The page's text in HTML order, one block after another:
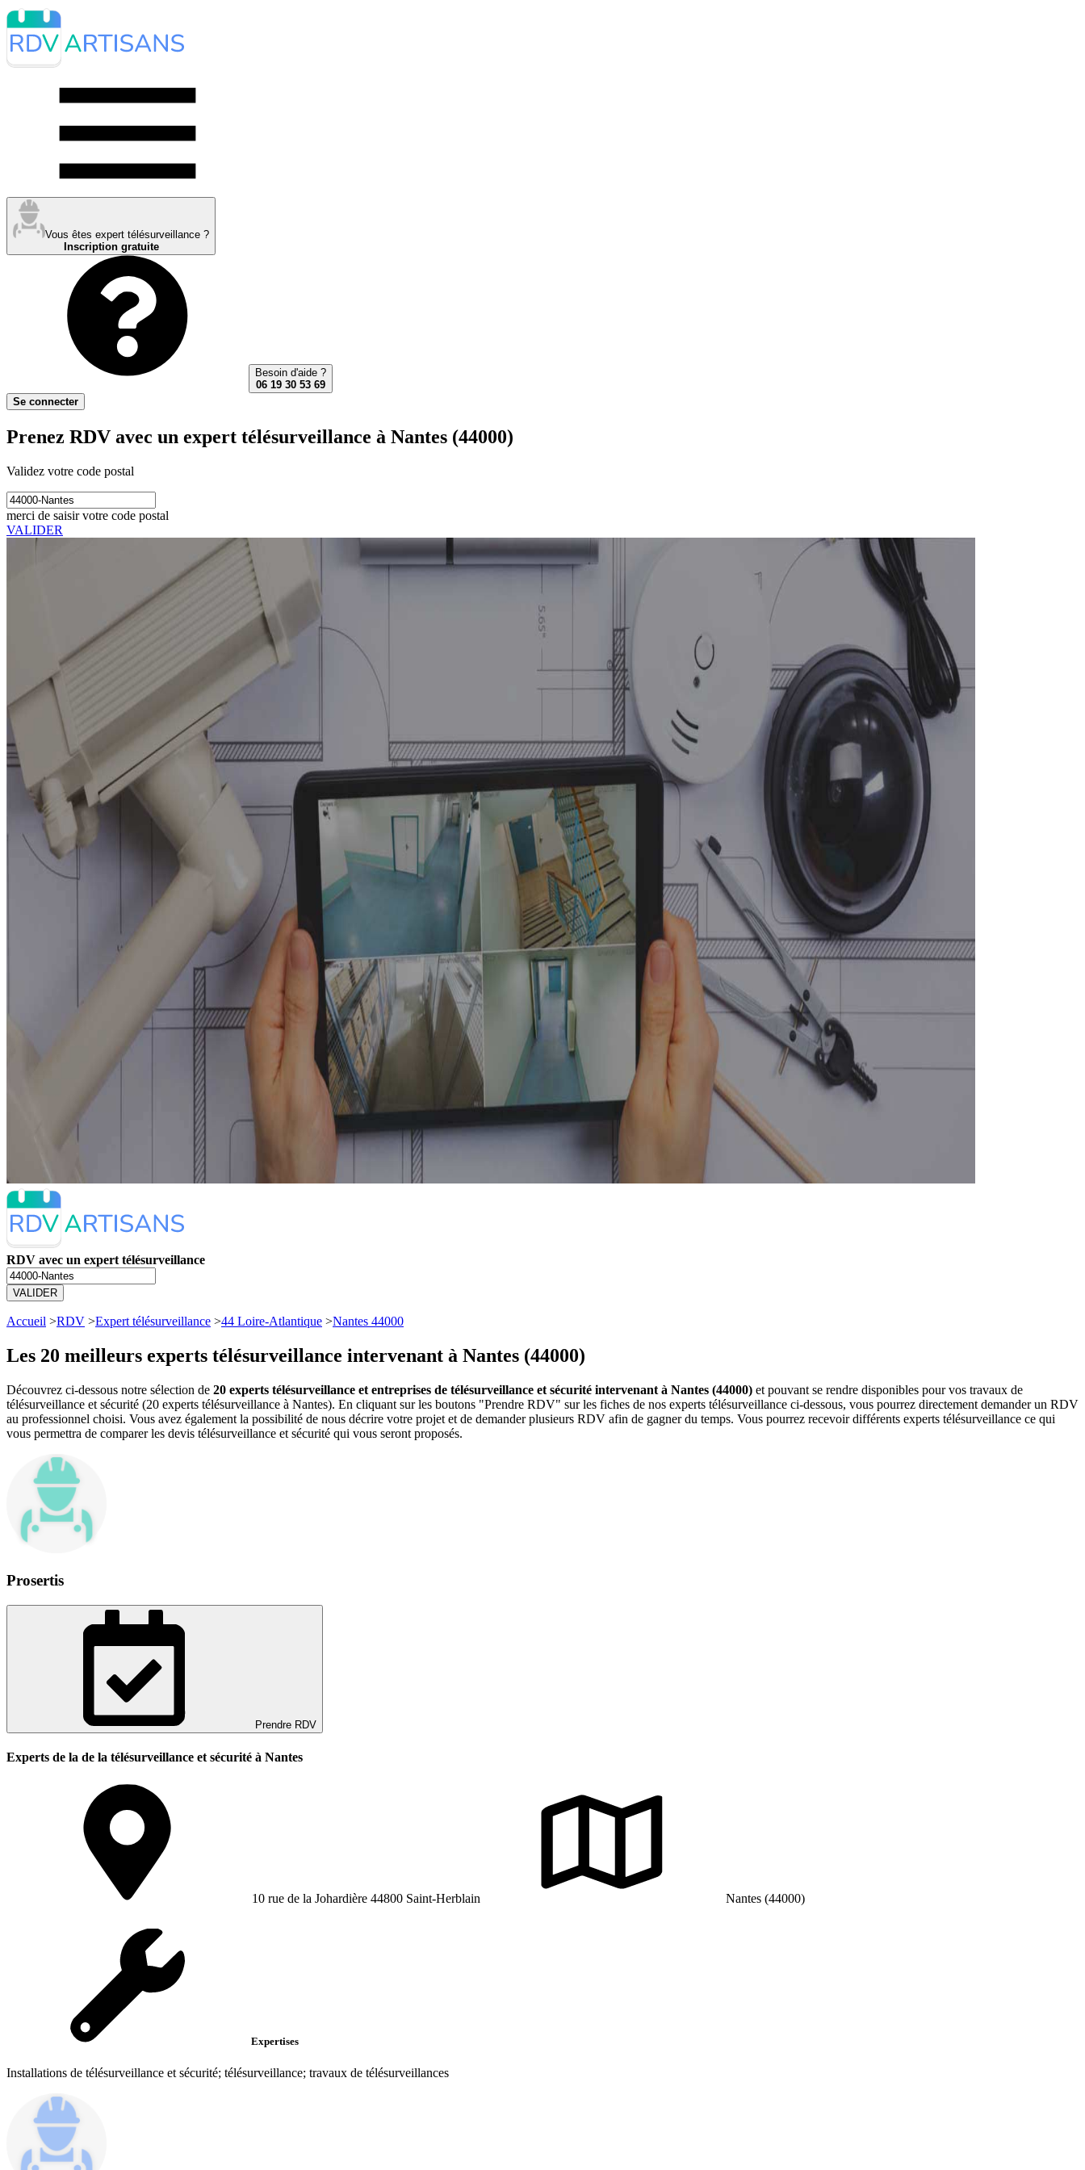
Vous êtes expert télésurveillance ?
Inscription gratuite
Besoin d'aide ?
06 19 30 53 69
Se connecter
Prenez RDV avec un expert télésurveillance à Nantes (44000)
Validez votre code postal
merci de saisir votre code postal
VALIDER
RDV avec un expert télésurveillance
VALIDER
Accueil >RDV >Expert télésurveillance >44 Loire-Atlantique >Nantes 44000
Les 20 meilleurs experts télésurveillance intervenant à Nantes (44000)
Découvrez ci-dessous notre sélection de 20 experts télésurveillance et entreprises de télésurveillance et sécurité intervenant à Nantes (44000) et pouvant se rendre disponibles pour vos travaux de
télésurveillance et sécurité (20 experts télésurveillance à Nantes). En cliquant sur les boutons "Prendre RDV" sur les fiches de nos experts télésurveillance ci-dessous, vous pourrez directement demander un RDV
au professionnel choisi. Vous avez également la possibilité de nous décrire votre projet et de demander plusieurs RDV afin de gagner du temps. Vous pourrez recevoir différents experts télésurveillance ce qui
vous permettra de comparer les devis télésurveillance et sécurité qui vous seront proposés.
Prosertis
Prendre RDV
Experts de la de la télésurveillance et sécurité à Nantes
10 rue de la Johardière 44800 Saint-Herblain Nantes (44000)
Expertises
Installations de télésurveillance et sécurité; télésurveillance; travaux de télésurveillances